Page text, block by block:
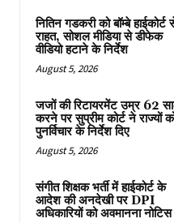
नितिन गडकरी को बॉम्बे हाईकोर्ट
राहत, सोशल मीडिया से डीफेक
वीडियो हटाने के निर्देश
August 5, 2026
जजों की रिटायरमेंट उम्र 62
करने पर सुप्रीम कोर्ट ने राज्यों
पुनर्विचार के निर्देश दिए
August 5, 2026
संगीत शिक्षक भर्ती में हाईकोर्ट के
आदेश की अनदेखी पर DPI
अधिकारियों को अवमानना नोटिस